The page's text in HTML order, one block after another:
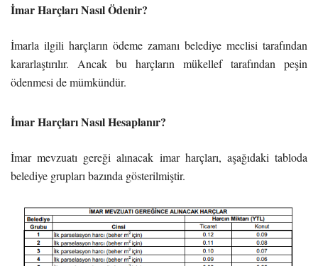
İmar Harçları Nasıl Ödenir?
İmarla ilgili harçların ödeme zamanı belediye meclisi tarafından
kararlaştırılır. Ancak bu harçların mükellef tarafından peşin
ödenmesi de mümkündür.
İmar Harçları Nasıl Hesaplanır?
İmar mevzuatı gereği alınacak imar harçları, aşağıdaki tabloda
belediye grupları bazında gösterilmiştir.